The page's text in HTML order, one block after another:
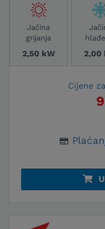
Jačina
grijanja
2,50 kW 2,00
Cijene